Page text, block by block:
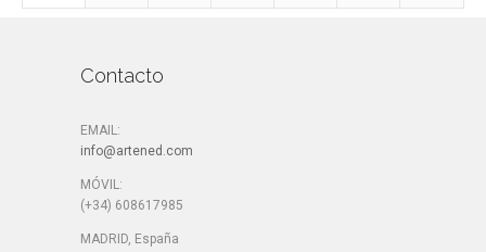
Contacto
EMAIL:
info@artened.com
MÓVIL:
(+34) 608617985
MADRID, España